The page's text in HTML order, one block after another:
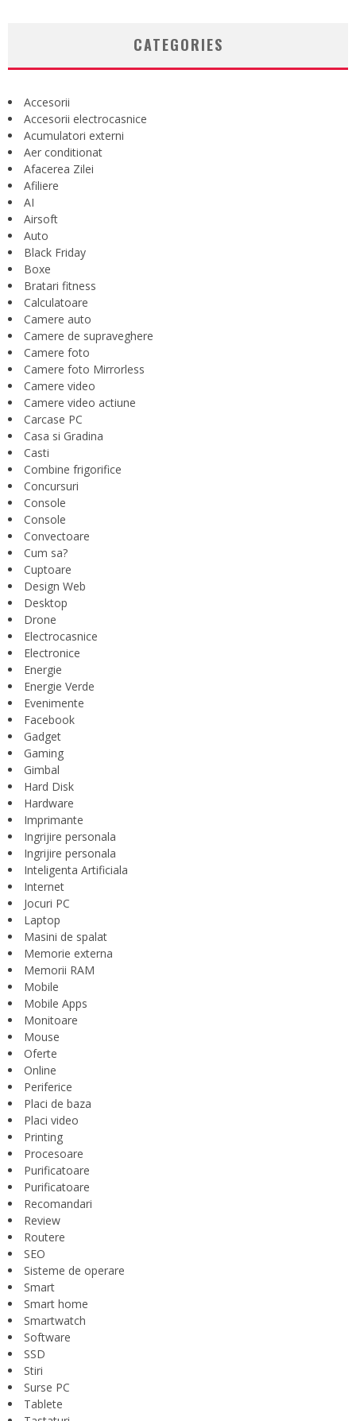
CATEGORIES
Accesorii
Accesorii electrocasnice
Acumulatori externi
Aer conditionat
Afacerea Zilei
Afiliere
AI
Airsoft
Auto
Black Friday
Boxe
Bratari fitness
Calculatoare
Camere auto
Camere de supraveghere
Camere foto
Camere foto Mirrorless
Camere video
Camere video actiune
Carcase PC
Casa si Gradina
Casti
Combine frigorifice
Concursuri
Console
Console
Convectoare
Cum sa?
Cuptoare
Design Web
Desktop
Drone
Electrocasnice
Electronice
Energie
Energie Verde
Evenimente
Facebook
Gadget
Gaming
Gimbal
Hard Disk
Hardware
Imprimante
Ingrijire personala
Ingrijire personala
Inteligenta Artificiala
Internet
Jocuri PC
Laptop
Masini de spalat
Memorie externa
Memorii RAM
Mobile
Mobile Apps
Monitoare
Mouse
Oferte
Online
Periferice
Placi de baza
Placi video
Printing
Procesoare
Purificatoare
Purificatoare
Recomandari
Review
Routere
SEO
Sisteme de operare
Smart
Smart home
Smartwatch
Software
SSD
Stiri
Surse PC
Tablete